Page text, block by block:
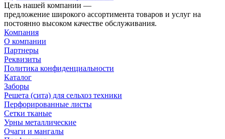
Цель нашей компании —
предложение широкого ассортимента товаров и услуг на
постоянно высоком качестве обслуживания.
Компания
О компании
Партнеры
Реквизиты
Политика конфиденциальности
Каталог
Заборы
Решета (сита) для сельхоз техники
Перфорированные листы
Сетки тканые
Урны металлические
Очаги и мангалы